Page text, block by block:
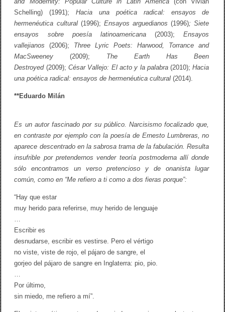
Schelling) (1991);Hacia una poética radical: ensayos de
hermenéutica cultural(1996); Ensayos arguedianos(1996); Siete
ensayos sobre poesía latinoamericana (2003);Ensayos
vallejianos (2006); Three Lyric Poets: Harwood, Torrance and
MacSweeney (2009); The Earth Has Been
Destroyed(2009);César Vallejo: El acto y la palabra(2010);Hacia
una poética radical: ensayos de hermenéutica cultural (2014).
**Eduardo Milán
Es un autor fascinado por su público. Narcisismo focalizado que,
en contraste por ejemplo con la poesía de Ernesto Lumbreras, no
aparece descentrado en la sabrosa trama de la fabulación. Resulta
insufrible por pretendernos vender teoría postmoderna allí donde
sólo encontramos un verso pretencioso y de onanista lugar
común, como en “Me refiero a ti como a dos fieras porque”:
“Hay que estar
muy herido para referirse, muy herido de lenguaje
…
Escribir es
desnudarse, escribir es vestirse. Pero el vértigo
no viste, viste de rojo, el pájaro de sangre, el
gorjeo del pájaro de sangre en Inglaterra: pio, pio.
…
Por último,
sin miedo, me refiero a mí”.